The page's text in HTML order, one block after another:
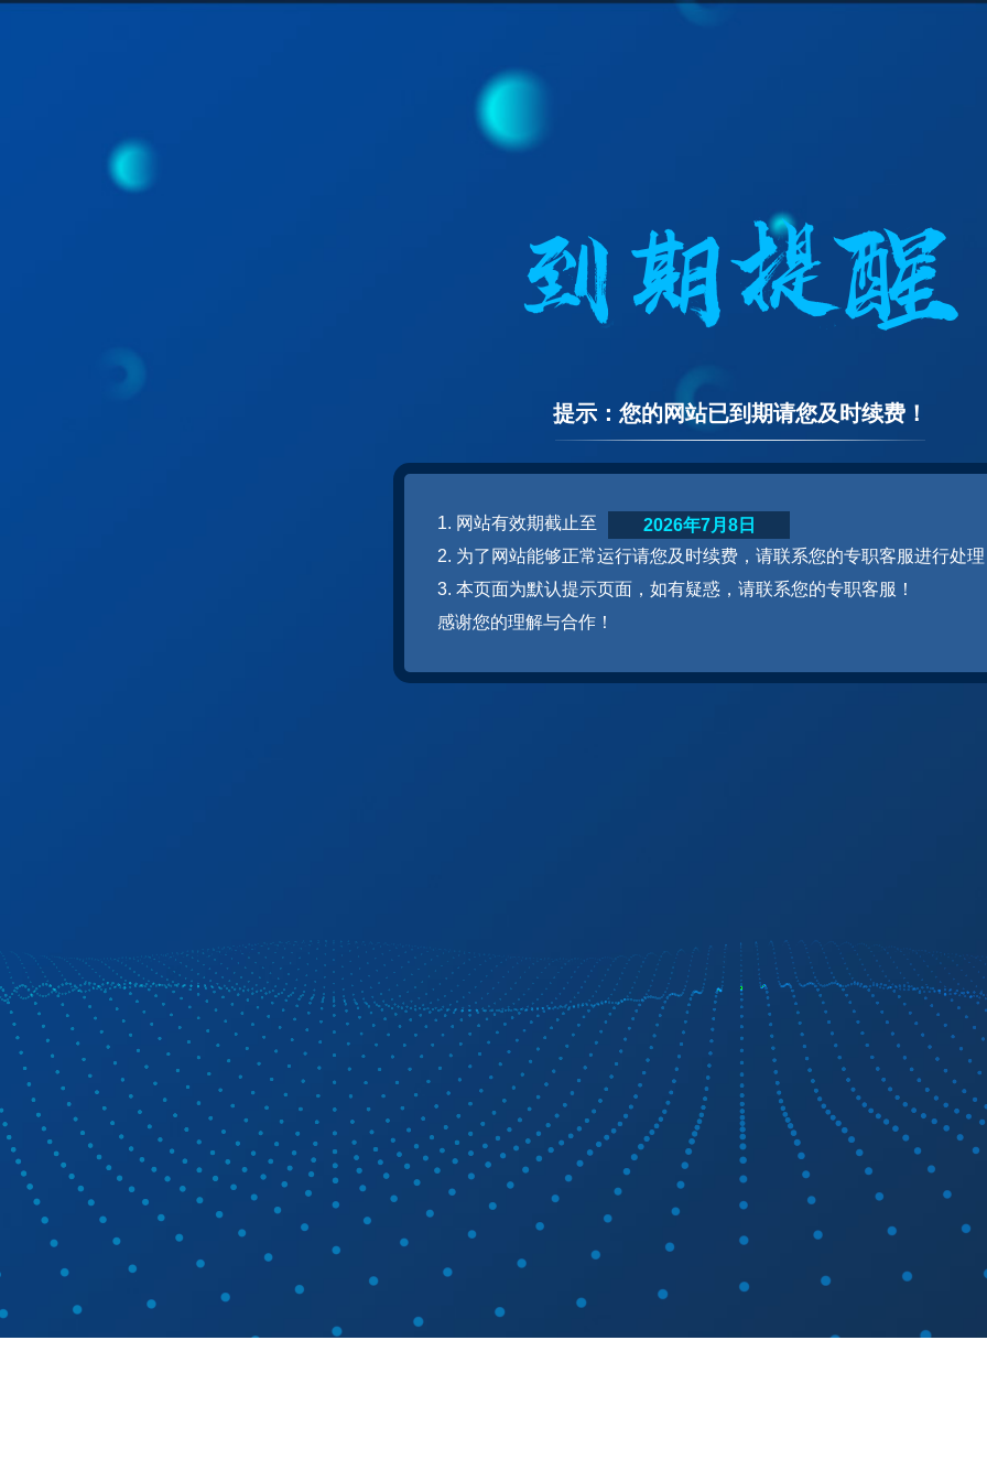
提示：您的网站已到期请您及时续费！
1. 网站有效期截止至
2. 为了网站能够正常运行请您及时续费，请联系您的专职客服进行处
3. 本页面为默认提示页面，如有疑惑，请联系您的专职客服！
感谢您的理解与合作！
2026年7月8日